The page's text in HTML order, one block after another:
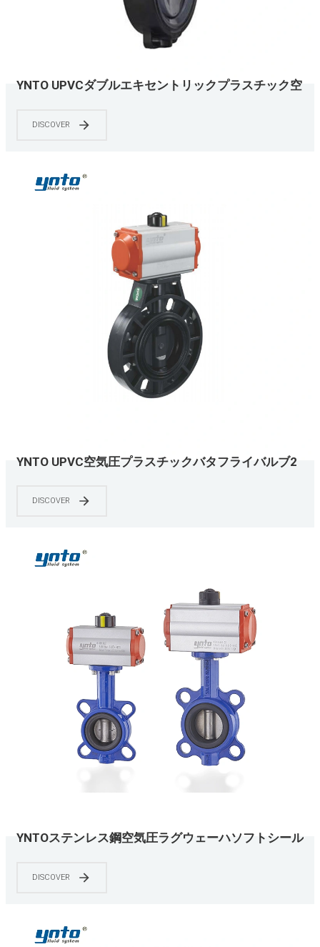
YNTO UPVCダブルエキセントリックプラスチック空
DISCOVER
YNTO UPVC空気圧プラスチックバタフライバルブ2
DISCOVER
YNTOステンレス鋼空気圧ラグウェーハソフトシール
DISCOVER